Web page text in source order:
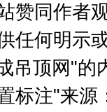
赞同作者
任何明示
吊顶网"的
标注"来